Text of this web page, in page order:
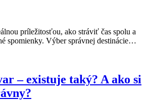
príležitosťou, ako stráviť čas spolu a
spomienky. Výber správnej destinácie…
– existuje taký? A ako si